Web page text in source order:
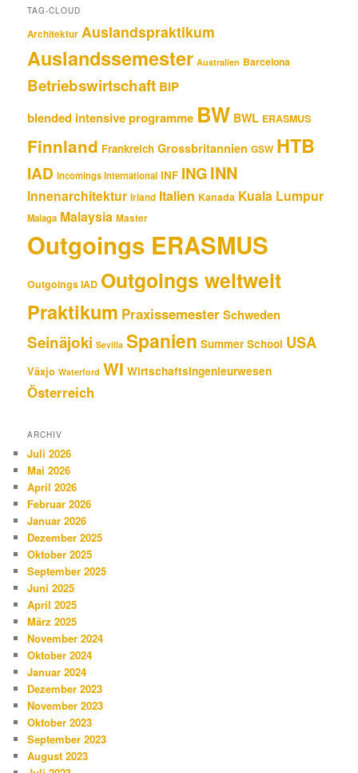
TAG-CLOUD
Architektur Auslandspraktikum
Auslandssemester Australien Barcelona
Betriebswirtschaft BIP
blended intensive programme BW BWL ERASMUS
Finnland Frankreich Grossbritannien GSW HTB
IAD Incomings International INF INGINN
Innenarchitektur Irland Italien Kanada Kuala Lumpur
Malaga Malaysia Master
Outgoings ERASMUS
Outgoings IAD Outgoings weltweit
Praktikum PraxissemesterSchweden
Seinäjoki Sevilla Spanien Summer School USA
Växjo Waterford WI Wirtschaftsingenieurwesen
Österreich
ARCHIV
Juli 2026
Mai 2026
April 2026
Februar 2026
Januar 2026
Dezember 2025
Oktober 2025
September 2025
Juni 2025
April 2025
März 2025
November 2024
Oktober 2024
Januar 2024
Dezember 2023
November 2023
Oktober 2023
September 2023
August 2023